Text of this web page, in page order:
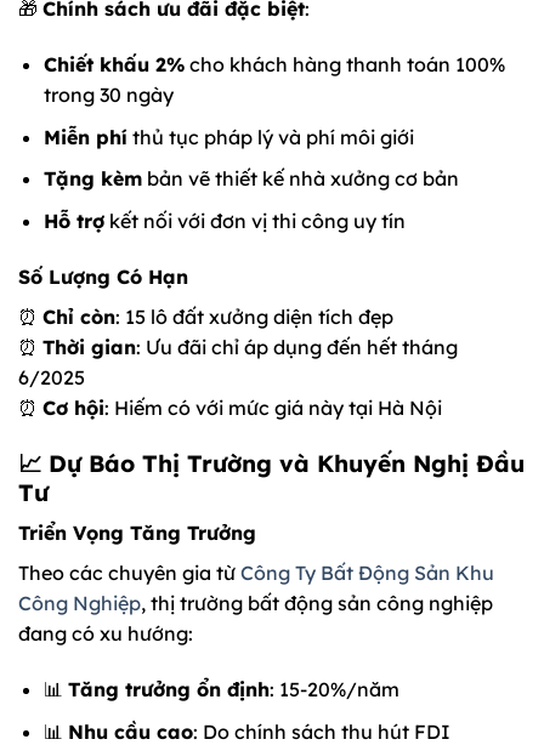
🎁 Chính sách ưu đãi đặc biệt:
Chiết khấu 2%cho khách hàng thanh toán 100%
trong 30 ngày
Miễn phí thủ tục pháp lý và phí môi giới
Tặng kèmbản vẽ thiết kế nhà xưởng cơ bản
Hỗ trợkết nối với đơn vị thi công uy tín
Số Lượng Có Hạn
⏰ Chỉ còn: 15 lô đất xưởng diện tích đẹp
⏰ Thời gian: Ưu đãi chỉ áp dụng đến hết tháng
6/2025
⏰ Cơ hội: Hiếm có với mức giá này tại Hà Nội
📈 Dự Báo Thị Trường và Khuyến Nghị Đầu
Tư
Triển Vọng Tăng Trưởng
Theo các chuyên gia từ Công Ty Bất Động Sản Khu
Công Nghiệp, thị trường bất động sản công nghiệp
đang có xu hướng:
📊 Tăng trưởng ổn định: 15-20%/năm
📊 Nhu cầu cao: Do chính sách thu hút FDI